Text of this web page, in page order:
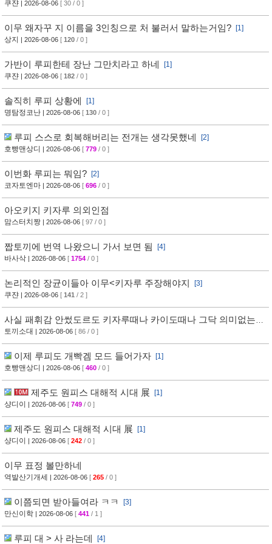
쿠쟌 | 2026-08-06 [ 30 / 0 ]
이무 왜자꾸 지 이름을 3인칭으로 처 불러서 말하는거임?
[1]
상지
| 2026-08-06 [ 120 / 0 ]
가반이 루피한테 장난 그만치라고 하네
[1]
쿠쟌 | 2026-08-06 [ 182 / 0 ]
솔직히 루피 상황에
[1]
명탐정코난 | 2026-08-06 [ 130 / 0 ]
루피 스스로 회복해버리는 전개는 생각못했네
[2]
호빵맨상디
| 2026-08-06 [ 779 / 0 ]
이번화 루피는 뭐임?
[2]
코자토엔마 | 2026-08-06 [ 696 / 0 ]
아오키지 키자루 의외인점
맘스터치짱 | 2026-08-06 [ 97 / 0 ]
짭토끼에 번역 나왔으니 가서 보면 됨
[4]
바사삭 | 2026-08-06 [ 1754 / 0 ]
논리적인 장균이들아 이무<키자루 주장해야지
[3]
쿠쟌 | 2026-08-06 [ 141 / 2 ]
사실 패휘감 안썼도르도 키자루때나 카이도때나 그닥 의미없는
게
토끼소대 | 2026-08-06 [ 86 / 0 ]
이제 루피도 개빡겜 모드 들어가자
[1]
호빵맨상디
| 2026-08-06 [ 460 / 0 ]
제주도 원피스 대해적 시대 展
[1]
샹디이
| 2026-08-06 [ 749 / 0 ]
제주도 원피스 대해적 시대 展
[1]
샹디이
| 2026-08-06 [ 242 / 0 ]
이무 표정 볼만하네
역발산기개세 | 2026-08-06 [ 265 / 0 ]
이쯤되면 받아들여라 ㅋㅋ
[3]
만신이학 | 2026-08-06 [ 441 / 1 ]
루피 대 > 사 라는데 [4]